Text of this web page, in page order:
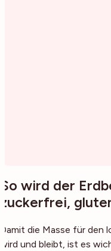
So wird der
zuckerfrei,
Damit die Masse für
wird und bleibt, ist es